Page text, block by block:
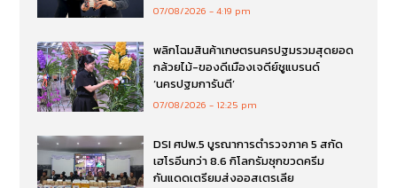
07/08/2026 4:19 pm
พลิกโฉมสินค้าเกษตรนครปฐมรวมสุดยอด
กล้วยไม้-ของดีเมืองเจดีย์ชูแบรนด์
‘นครปฐมการันตี’
07/08/2026 12:25 pm
DSI ศปพ.5 บูรณาการตำรวจภาค 5 สกัด
เฮโรอีนกว่า 8.6 กิโลกรัมซุกขวดครีม
กันแดดเตรียมส่งออสเตรเลีย